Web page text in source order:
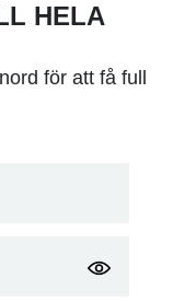
HELA
för att få full